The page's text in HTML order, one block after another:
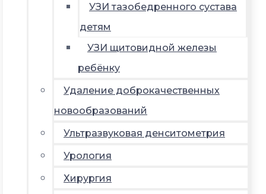
УЗИ тазобедренного сустава
детям
УЗИ щитовидной железы
ребёнку
Удаление доброкачественных
новообразований
Ультразвуковая денситометрия
Урология
Хирургия